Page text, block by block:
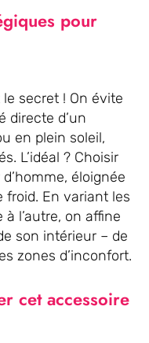
pour
secret ! On évite
directe d’un
en plein soleil,
L’idéal ? Choisir
éloignée
froid. En variant les
l’autre, on affine
son intérieur – de
zones d’inconfort.
cet accessoire